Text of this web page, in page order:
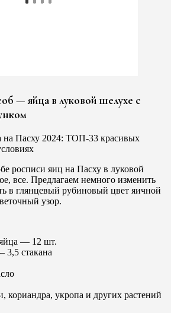
— яйца в луковой шелухе с
росписи яиц на Пасху в луковой
все. Предлагаем немного изменить
в глянцевый рубиновый цвет яичной
узор.
— 12 шт.
3,5 стакана
кориандра, укропа и других растений